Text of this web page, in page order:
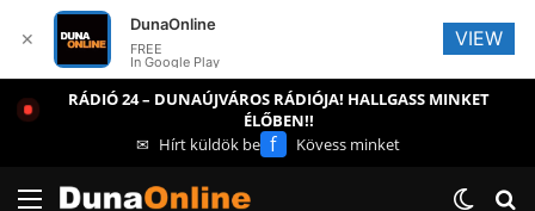
RÁDIÓ 24 – DUNAÚJVÁROS RÁDIÓJA! HALLGASS MINKET
ÉLŐBEN!!
✉ Hírt küldök be f Kövess minket
Menü
✕
DunaOnline
FREE
In Google Play
VIEW